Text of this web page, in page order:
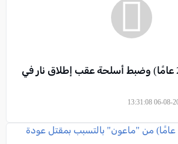
اعتقال مشتبه (23 عامًا) وضبط أسلحة عقب إطلاق نار في